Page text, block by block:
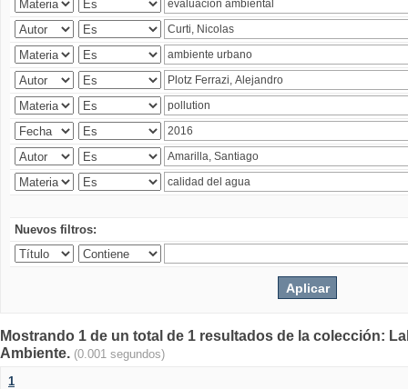
Nuevos filtros:
Mostrando 1 de un total de 1 resultados de la colección:
Ambiente. (0.001 segundos)
1